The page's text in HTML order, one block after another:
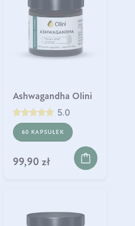
Ashwagandha Olini
5.0
60 KAPSUŁEK
99,90 zł